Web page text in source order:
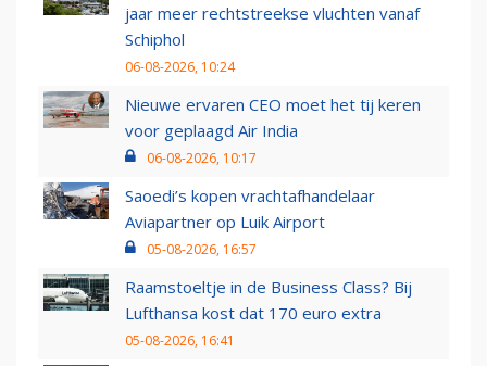
jaar meer rechtstreekse vluchten vanaf
Schiphol
06-08-2026, 10:24
Nieuwe ervaren CEO moet het tij keren
voor geplaagd Air India
06-08-2026, 10:17
Saoedi’s kopen vrachtafhandelaar
Aviapartner op Luik Airport
05-08-2026, 16:57
Raamstoeltje in de Business Class? Bij
Lufthansa kost dat 170 euro extra
05-08-2026, 16:41